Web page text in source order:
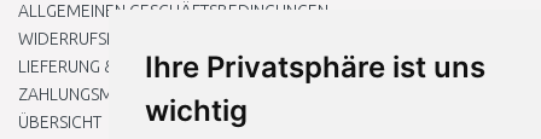
Ihre Privatsphäre ist uns
wichtig
ALLGEMEINEN GESCHÄFTSBEDINGUNGEN
WIDERRUFSRECHT
LIEFERUNG & ZAHLUNG
ZAHLUNGSMETHODEN
ÜBERSICHT